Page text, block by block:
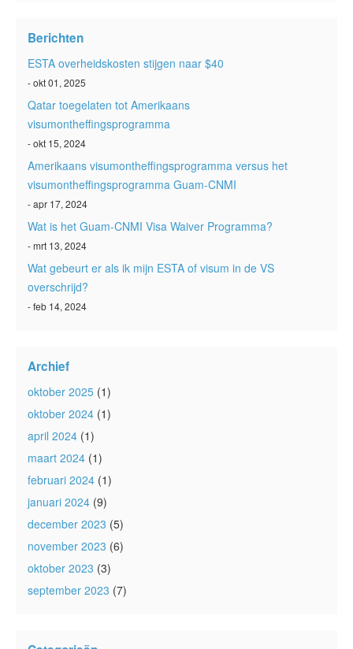
Berichten
ESTA overheidskosten stijgen naar $40
- okt 01, 2025
Qatar toegelaten tot Amerikaans
visumontheffingsprogramma
- okt 15, 2024
Amerikaans visumontheffingsprogramma versus het
visumontheffingsprogramma Guam-CNMI
- apr 17, 2024
Wat is het Guam-CNMI Visa Waiver Programma?
- mrt 13, 2024
Wat gebeurt er als ik mijn ESTA of visum in de VS
overschrijd?
- feb 14, 2024
Archief
oktober 2025 (1)
oktober 2024 (1)
april 2024 (1)
maart 2024 (1)
februari 2024 (1)
januari 2024 (9)
december 2023 (5)
november 2023 (6)
oktober 2023 (3)
september 2023 (7)